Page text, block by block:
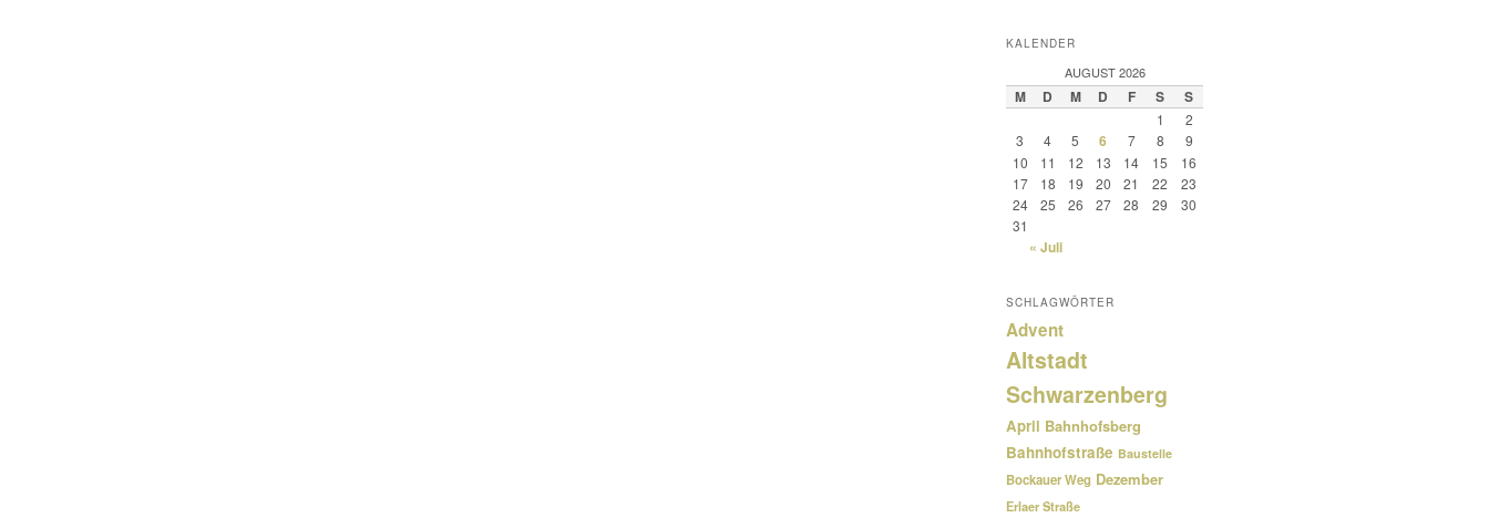
KALENDER
AUGUST 2026
M D M D F S S
1
2
3
4 5 6 7 8
9
10
11 12 13 14 15
16
17
18 19 20 21 22
23
24
25 26 27 28 29
30
31
« Juli
SCHLAGWÖRTER
Advent
Altstadt
Schwarzenberg
April Bahnhofsberg
Bahnhofstraße Baustelle
Bockauer Weg Dezember
Erlaer Straße